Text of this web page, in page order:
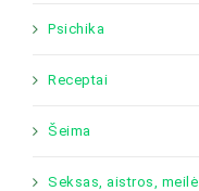
Psichika
Receptai
Šeima
Seksas, aistros, meilė